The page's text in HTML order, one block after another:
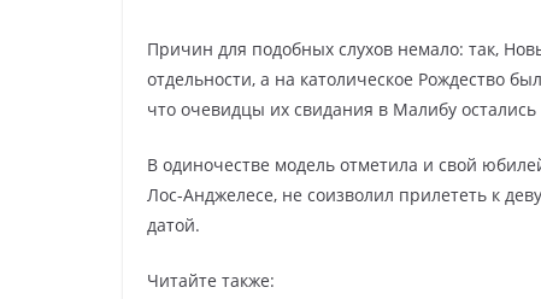
Причин для подобных слухов немало: так,
отдельности, а на католическое Рождество
что очевидцы их свидания в Малибу
В одиночестве модель отметила и свой
Лос-Анджелесе, не соизволил прилететь к
датой.
Читайте также: